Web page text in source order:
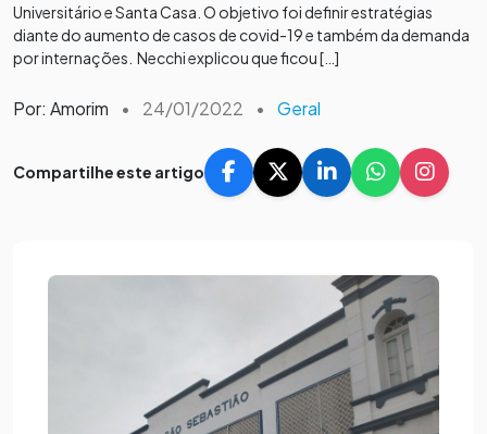
Universitário e Santa Casa. O objetivo foi definir estratégias
diante do aumento de casos de covid-19 e também da demanda
por internações. Necchi explicou que ficou […]
Por: Amorim • 24/01/2022 • Geral
Compartilhe este artigo